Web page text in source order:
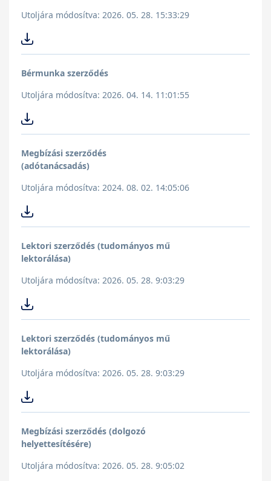
Utoljára módosítva: 2026. 05. 28. 15:33:29
Bérmunka szerződés
Utoljára módosítva: 2026. 04. 14. 11:01:55
Megbízási szerződés
(adótanácsadás)
Utoljára módosítva: 2024. 08. 02. 14:05:06
Lektori szerződés (tudományos mű
lektorálása)
Utoljára módosítva: 2026. 05. 28. 9:03:29
Lektori szerződés (tudományos mű
lektorálása)
Utoljára módosítva: 2026. 05. 28. 9:03:29
Megbízási szerződés (dolgozó
helyettesítésére)
Utoljára módosítva: 2026. 05. 28. 9:05:02